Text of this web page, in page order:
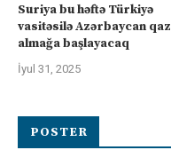
Suriya bu həftə Türkiyə
vasitəsilə Azərbaycan
almağa başlayacaq
İyul 31, 2025
POSTER